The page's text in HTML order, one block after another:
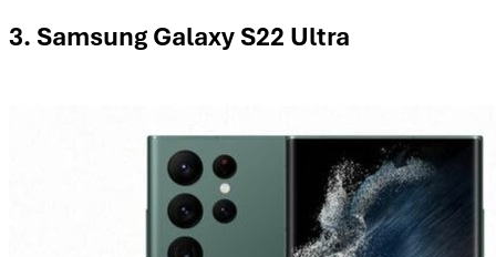
3. Samsung Galaxy S22 Ultra